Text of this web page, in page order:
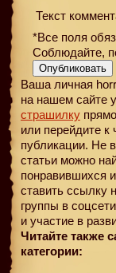
Текст
*Все поля
Соблюдайте,
Опубликовать
Ваша личная
на нашем сайте
страшилку
или перейдите к
публикации. Не
статьи можно
понравившихся
ставить ссылку
группы в
и участие в
Читайте также
категории: